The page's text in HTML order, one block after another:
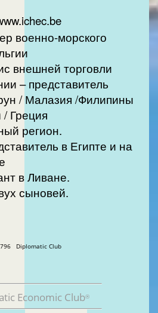
военно-морского
внешней торговли
– представитель
Греция
регион.
в Египте и на
в Ливане.
сыновей.
» Виллерс Андре » Views: 37796 Diplomatic Club
Economic Club®